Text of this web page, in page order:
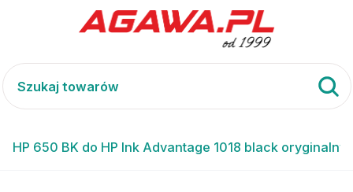
/ HP 650 BK do HP Ink Advantage 1018 black oryginalny